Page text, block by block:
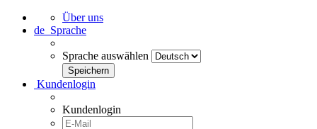
Über uns
de Sprache
Sprache auswählen
Kundenlogin
Kundenlogin